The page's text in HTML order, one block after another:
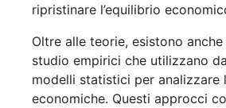
ripristinare l’equilibrio
Oltre alle teorie, esistono
studio empirici che utilizzano
modelli statistici per analizzare
economiche. Questi approcci